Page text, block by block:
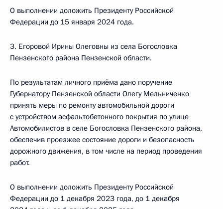
О выполнении доложить Президенту Российской
Федерации до 15 января 2024 года.
3. Егоровой Ирины Олеговны из села Богословка
Пензенского района Пензенской области.
По результатам личного приёма дано поручение
Губернатору Пензенской области Олегу Мельниченко
принять меры по ремонту автомобильной дороги
с устройством асфальтобетонного покрытия по улице
Автомобилистов в селе Богословка Пензенского района,
обеспечив проезжее состояние дороги и безопасность
дорожного движения, в том числе на период проведения
работ.
О выполнении доложить Президенту Российской
Федерации до 1 декабря 2023 года, до 1 декабря